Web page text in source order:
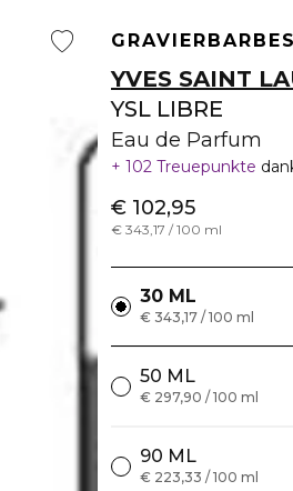
GRAVIERBAR
YVES SAINT
YSL LIBRE
Eau de Parfum
102 Treuepunkte
€ 102,95
€ 343,17 / 100 ml
30 ML
€ 343,17 / 100 ml
50 ML
€ 297,90 / 100 ml
90 ML
€ 223,33 / 100 ml